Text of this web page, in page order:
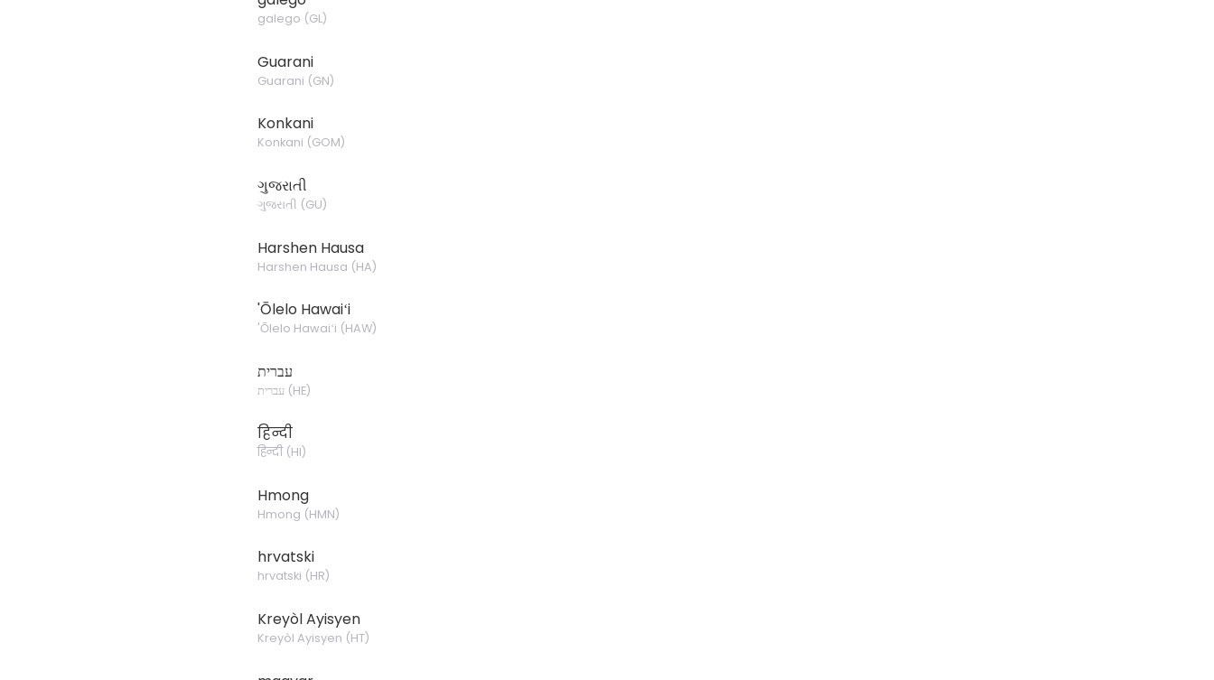
galego (GL)
Guarani
Guarani (GN)
Konkani
Konkani (GOM)
ગુજરાતી
ગુજરાતી (GU)
Harshen Hausa
Harshen Hausa (HA)
'Ōlelo Hawaiʻi
'Ōlelo Hawaiʻi (HAW)
עברית
עברית(HE)
हिन्दी
हिन्दी(HI)
Hmong
Hmong (HMN)
hrvatski
hrvatski (HR)
Kreyòl Ayisyen
Kreyòl Ayisyen (HT)